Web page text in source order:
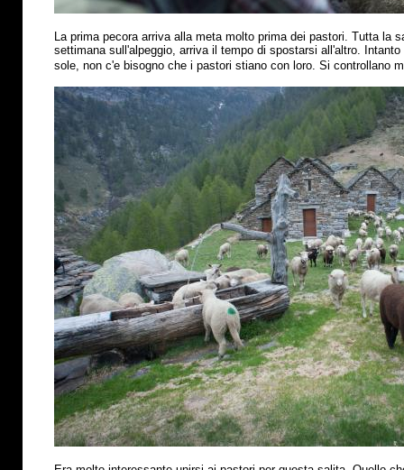
La prima pecora arriva alla meta molto prima dei pastori. Tutta la
settimana sull'alpeggio, arriva il tempo di spostarsi all'altro.
sole, non c'e bisogno che i pastori stiano con loro. Si controllano